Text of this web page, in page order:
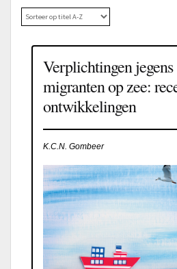
Verplichtingen jegens
migranten op zee:
ontwikkelingen
K.C.N. Gombeer